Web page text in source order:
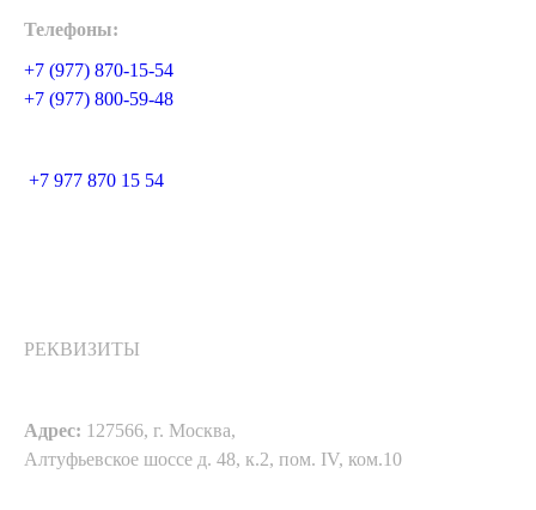
Телефоны:
+7 (977) 870-15-54
+7 (977) 800-59-48
+7 977 870 15 54
РЕКВИЗИТЫ
Адрес: 127566, г. Москва,
Алтуфьевское шоссе д. 48, к.2, пом. IV, ком.10